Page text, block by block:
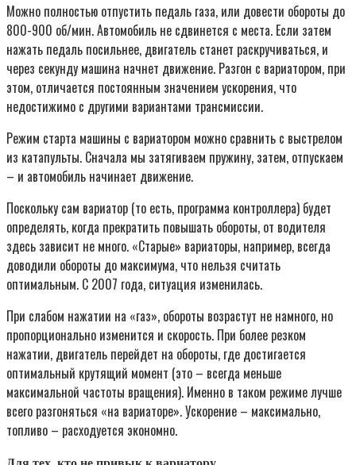
Можно полностью отпустить педаль газа, или довести обороты до
800-900 об/мин. Автомобиль не сдвинется с места. Если затем
нажать педаль посильнее, двигатель станет раскручиваться, и
через секунду машина начнет движение. Разгон с вариатором, при
этом, отличается постоянным значением ускорения, что
недостижимо с другими вариантами трансмиссии.
Режим старта машины с вариатором можно сравнить с выстрелом
из катапульты. Сначала мы затягиваем пружину, затем, отпускаем
– и автомобиль начинает движение.
Поскольку сам вариатор (то есть, программа контроллера) будет
определять, когда прекратить повышать обороты, от водителя
здесь зависит не много. «Старые» вариаторы, например, всегда
доводили обороты до максимума, что нельзя считать
оптимальным. С 2007 года, ситуация изменилась.
При слабом нажатии на «газ», обороты возрастут не намного, но
пропорционально изменится и скорость. При более резком
нажатии, двигатель перейдет на обороты, где достигается
оптимальный крутящий момент (это – всегда меньше
максимальной частоты вращения). Именно в таком режиме лучше
всего разгоняться «на вариаторе». Ускорение – максимально,
топливо – расходуется экономно.